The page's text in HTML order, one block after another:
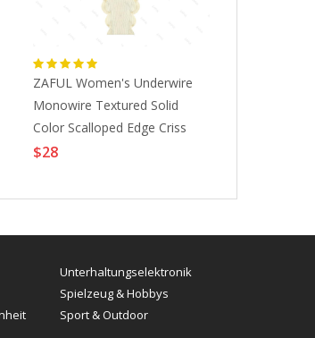
ZAFUL Women's Underwire
Monowire Textured Solid
Color Scalloped Edge Criss
Cross Tie Side Tanga
$28
Unterhaltungselektronik
Spielzeug & Hobbys
Sport & Outdoor